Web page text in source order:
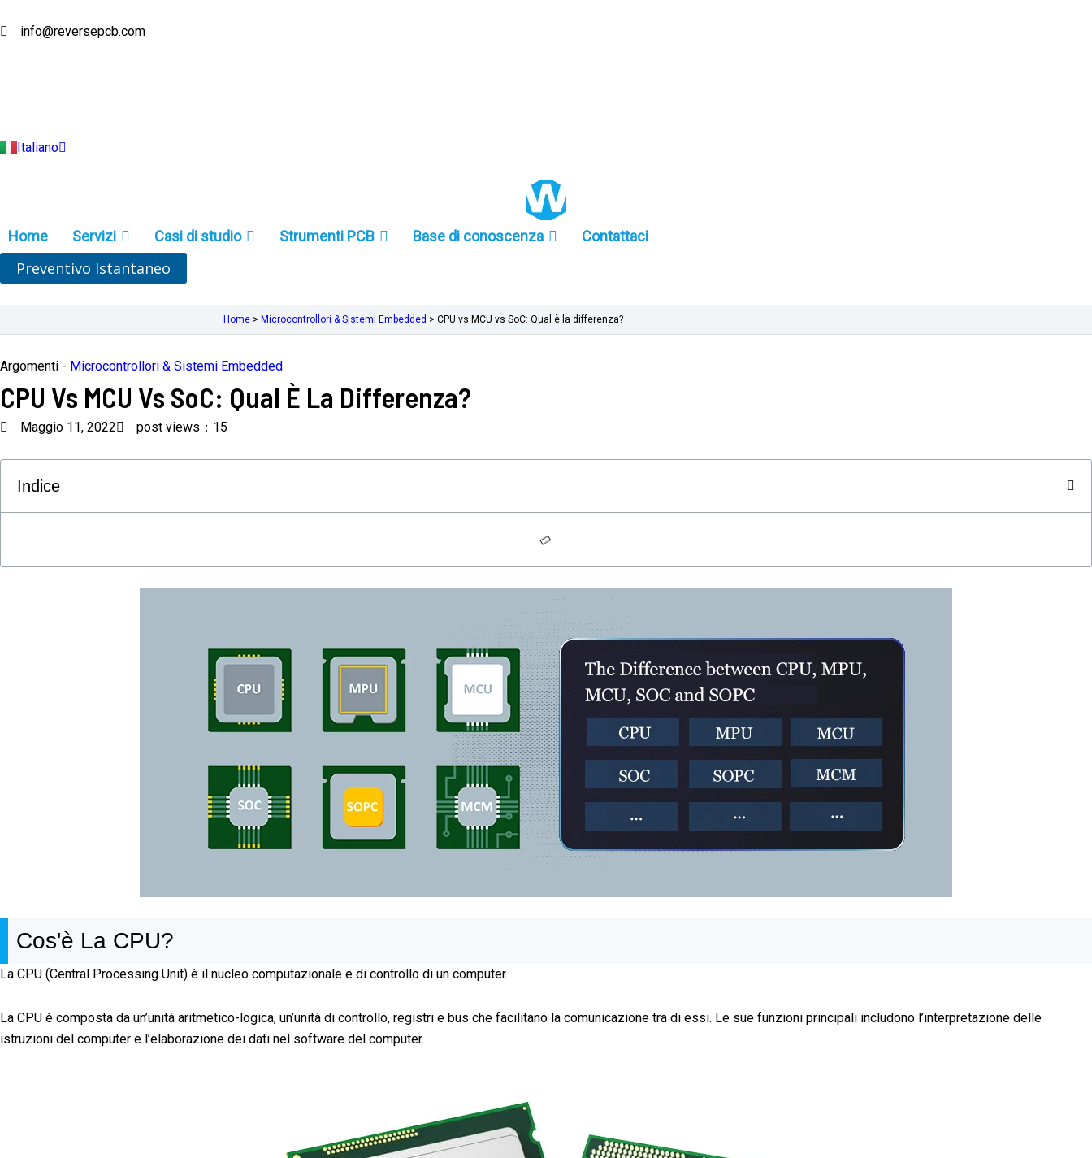
al
info@reversepcb.com
Italiano
English
Indonesia
Home Servizi Casi di studio Strumenti PCB Base di conoscenza Contattaci
Preventivo Istantaneo
Home > Microcontrollori & Sistemi Embedded >CPU vs MCU vs SoC: Qual è la differenza?
Argomenti - Microcontrollori & Sistemi Embedded
CPU Vs MCU Vs SoC: Qual È La Differenza?
Maggio 11, 2022 post views：15
Indice
Cos'è La CPU?
La CPU (Central Processing Unit) è il nucleo computazionale e di controllo di un computer.
La CPU è composta da un’unità aritmetico-logica, un’unità di controllo, registri e bus che facilitano la comunicazione tra di essi. Le sue funzioni principali includono l’interpretazione delle
istruzioni del computer e l’elaborazione dei dati nel software del computer.